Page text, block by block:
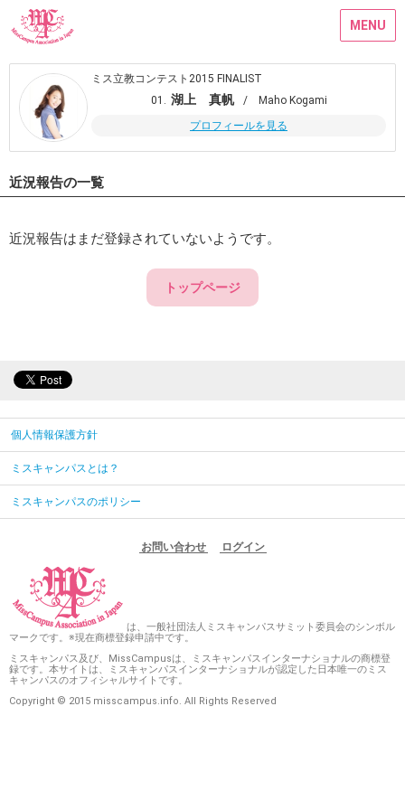
MENU
ミス立教コンテスト2015 FINALIST
01. 湖上 真帆
/ Maho Kogami
プロフィールを見る
近況報告の一覧
近況報告はまだ登録されていないようです。
トップページ
個人情報保護方針
ミスキャンパスとは？
ミスキャンパスのポリシー
お問い合わせ ログイン
は、一般社団法人ミスキャンパスサミット委員会のシンボル
マークです。※現在商標登録申請中です。
ミスキャンパス及び、MissCampusは、ミスキャンパスインターナショナルの商標登
録です。本サイトは、ミスキャンパスインターナショナルが認定した日本唯一のミス
キャンパスのオフィシャルサイトです。
Copyright © 2015 misscampus.info. All Rights Reserved